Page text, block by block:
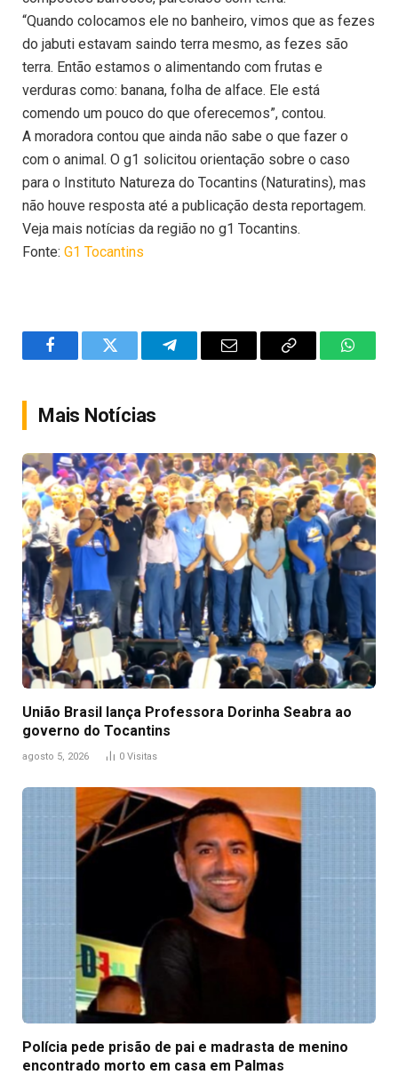
“Quando colocamos ele no banheiro, vimos que as fezes
do jabuti estavam saindo terra mesmo, as fezes são
terra. Então estamos o alimentando com frutas e
verduras como: banana, folha de alface. Ele está
comendo um pouco do que oferecemos”, contou.
A moradora contou que ainda não sabe o que fazer o
com o animal. O g1 solicitou orientação sobre o caso
para o Instituto Natureza do Tocantins (Naturatins), mas
não houve resposta até a publicação desta reportagem.
Veja mais notícias da região no g1 Tocantins.
Fonte: G1 Tocantins
FacebookTwitter TelegramEmail
Copy
Mais Notícias
União Brasil lança Professora Dorinha Seabra ao
governo do Tocantins
agosto 5, 2026 0 Visitas
Polícia pede prisão de pai e madrasta de menino
encontrado morto em casa em Palmas